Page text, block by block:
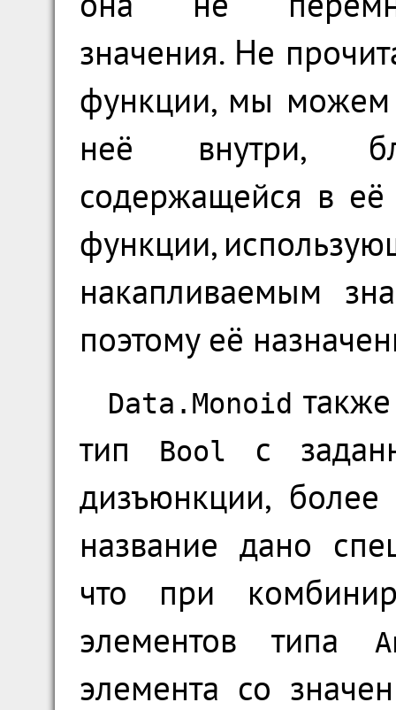
значения. Не
функции, мы можем
неё внутри,
содержащейся в её
функции,
накапливаемым
поэтому её
Data.Monoid
тип
Bool
с
дизъюнкции,
название дано
что при
элементов типа
элемента со